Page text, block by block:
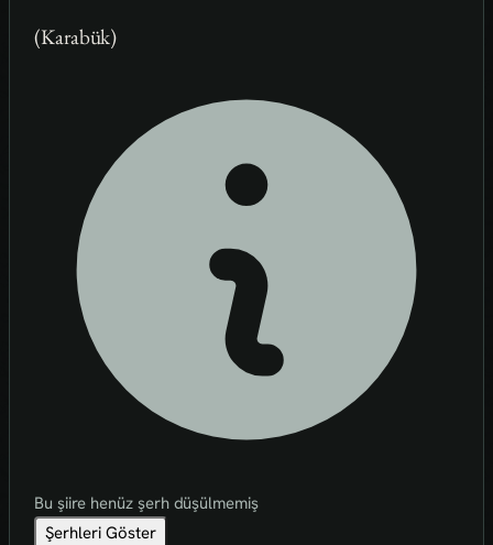
(Karabük)
Bu şiire henüz şerh düşülmemiş
Şerhleri Göster